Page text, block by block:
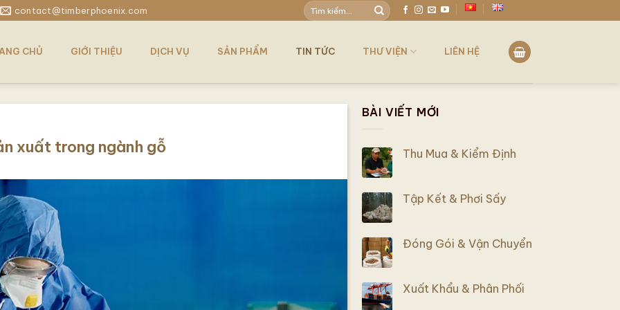
contact@timberphoenix.com
Tìm
kiếm:
CHỦ GIỚI THIỆU DỊCH VỤ SẢN PHẨM TIN TỨC THƯ VIỆN LIÊN HỆ
xuất trong ngành gỗ
BÀI VIẾT MỚI
Thu Mua & Kiểm Định
Tập Kết & Phơi Sấy
Đóng Gói & Vận Chuyển
Xuất Khẩu & Phân Phối